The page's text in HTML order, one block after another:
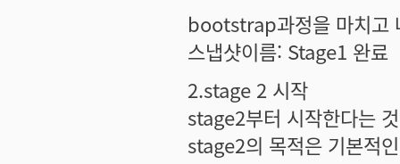
bootstrap과정을 마치고
스냅샷이름: Stage1 완료
2.stage 2 시작
stage2부터 시작한다는
stage2의 목적은 기본적